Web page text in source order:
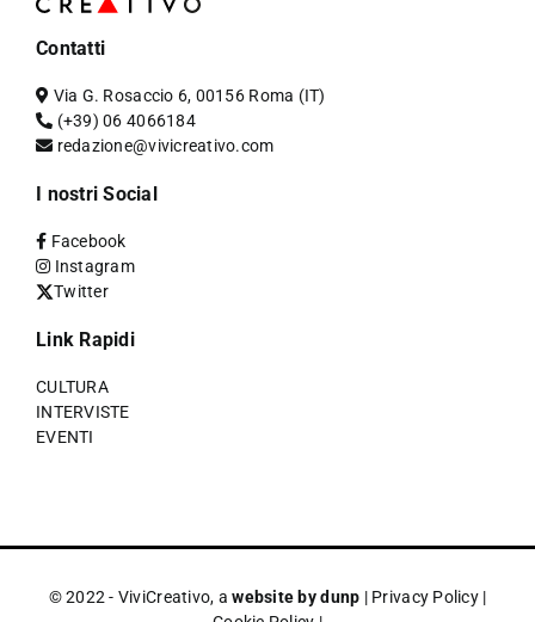
Contatti
Via G. Rosaccio 6, 00156 Roma (IT)
(+39) 06 4066184
redazione@vivicreativo.com
I nostri Social
Facebook
Instagram
Twitter
Link Rapidi
CULTURA
INTERVISTE
EVENTI
© 2022 - ViviCreativo, awebsite by dunp | Privacy Policy|